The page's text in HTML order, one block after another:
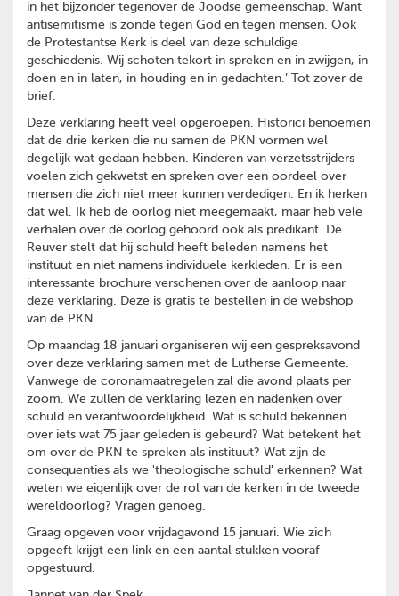
in het bijzonder tegenover de Joodse gemeenschap. Want
antisemitisme is zonde tegen God en tegen mensen. Ook
de Protestantse Kerk is deel van deze schuldige
geschiedenis. Wij schoten tekort in spreken en in zwijgen, in
doen en in laten, in houding en in gedachten.’ Tot zover de
brief.
Deze verklaring heeft veel opgeroepen. Historici benoemen
dat de drie kerken die nu samen de PKN vormen wel
degelijk wat gedaan hebben. Kinderen van verzetsstrijders
voelen zich gekwetst en spreken over een oordeel over
mensen die zich niet meer kunnen verdedigen. En ik herken
dat wel. Ik heb de oorlog niet meegemaakt, maar heb vele
verhalen over de oorlog gehoord ook als predikant. De
Reuver stelt dat hij schuld heeft beleden namens het
instituut en niet namens individuele kerkleden. Er is een
interessante brochure verschenen over de aanloop naar
deze verklaring. Deze is gratis te bestellen in de webshop
van de PKN.
Op maandag 18 januari organiseren wij een gespreksavond
over deze verklaring samen met de Lutherse Gemeente.
Vanwege de coronamaatregelen zal die avond plaats per
zoom. We zullen de verklaring lezen en nadenken over
schuld en verantwoordelijkheid. Wat is schuld bekennen
over iets wat 75 jaar geleden is gebeurd? Wat betekent het
om over de PKN te spreken als instituut? Wat zijn de
consequenties als we 'theologische schuld' erkennen? Wat
weten we eigenlijk over de rol van de kerken in de tweede
wereldoorlog? Vragen genoeg.
Graag opgeven voor vrijdagavond 15 januari. Wie zich
opgeeft krijgt een link en een aantal stukken vooraf
opgestuurd.